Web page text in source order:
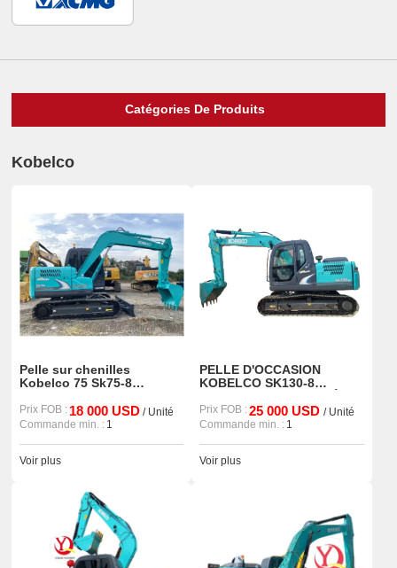
Catégories De Produits
Kobelco
Pelle sur chenilles
Kobelco 75 Sk75-8
de construction
d'occasion
Prix FOB : 18 000 USD/ Unité
Commande min. : 1
Voir plus
PELLE D'OCCASION
KOBELCO SK130-8
VENDRE
Prix FOB :25 000 USD / Unité
Commande min. : 1
Voir plus